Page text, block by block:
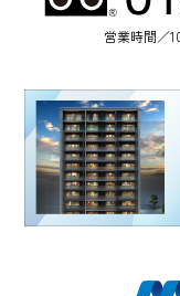
営業時間／